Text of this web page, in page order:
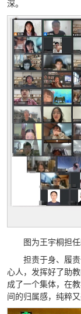
深。
图为王宇桐担
担责于身、履
心人，发挥好了助
成了一个集体，在
间的归属感，纯粹